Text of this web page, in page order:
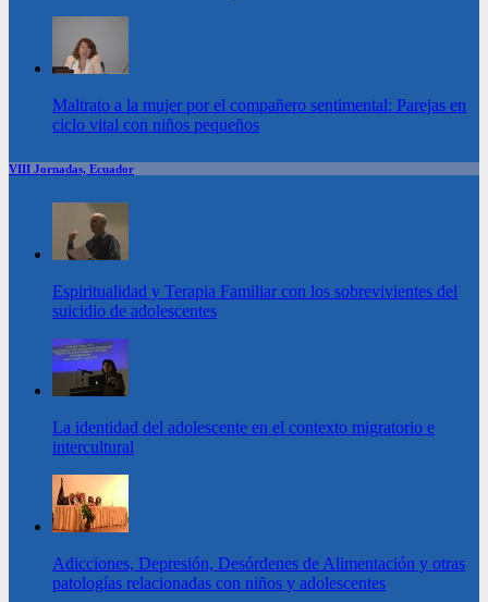
Maltrato a la mujer por el compañero sentimental: Parejas en
ciclo vital con niños pequeños
VIII Jornadas, Ecuador
Espiritualidad y Terapia Familiar con los sobrevivientes del
suicidio de adolescentes
La identidad del adolescente en el contexto migratorio e
intercultural
Adicciones, Depresión, Desórdenes de Alimentación y otras
patologías relacionadas con niños y adolescentes